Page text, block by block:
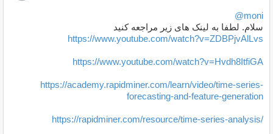
@moni
سلام. لطفا به لینک های زیر مراجعه کنید
https://www.youtube.com/watch?v=ZDBPjvAlLvs
https://www.youtube.com/watch?v=Hvdh8ItfiGA
https://academy.rapidminer.com/learn/video/time-series-
forecasting-and-feature-generation
https://rapidminer.com/resource/time-series-analysis/